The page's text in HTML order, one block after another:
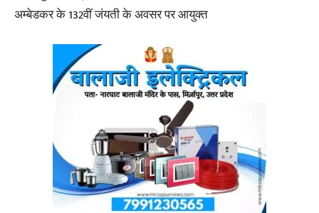
अम्बेडकर के 132वीं जंयती के अवसर पर आयुक्त